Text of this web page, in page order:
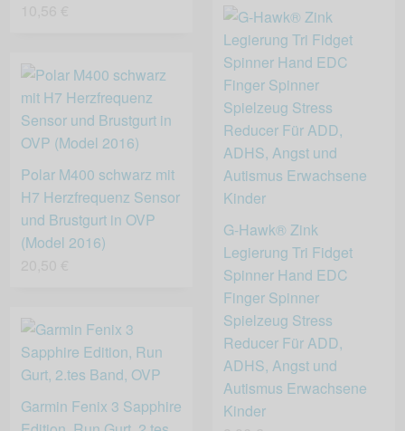
G-Hawk® Zink
Legierung Tri Fidget
Spinner Hand EDC
Finger Spinner
Spielzeug Stress
Reducer Für ADD,
ADHS, Angst und
Autismus Erwachsene
Kinder
Polar M400 schwarz mit
H7 Herzfrequenz Sensor
und Brustgurt in OVP
(Model 2016)
Garmin Fenix 3 Sapphire